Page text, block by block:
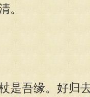
。
吾缘。好归去